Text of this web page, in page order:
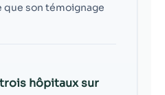
que son témoignage
hôpitaux sur